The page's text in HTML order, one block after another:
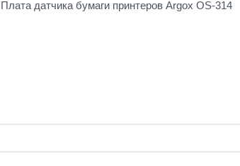
Плата датчика бумаги принтеров Argox OS-314